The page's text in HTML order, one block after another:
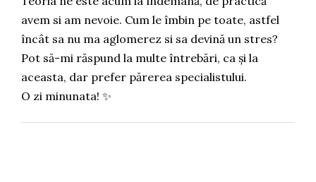
avem si am nevoie. Cum le îmbin pe toate, astfel
încât sa nu ma aglomerez si sa devină un stres?
Pot să-mi răspund la multe întrebări, ca și la
aceasta, dar prefer părerea specialistului.
O zi minunata! ✨